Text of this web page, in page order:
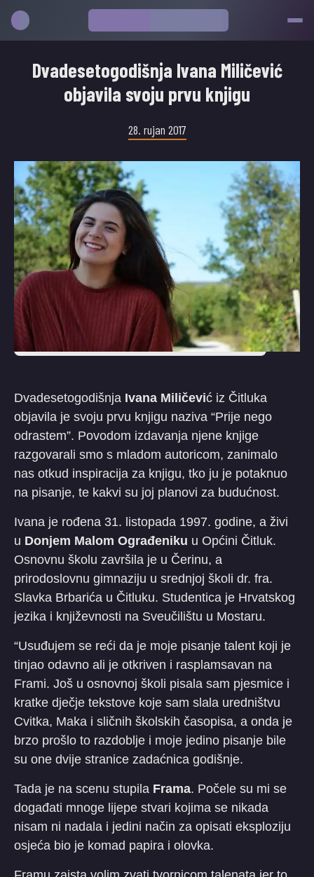
Dvadesetogodišnja Ivana Miličević
objavila svoju prvu knjigu
28. rujan 2017
Dvadesetogodišnja Ivana Miličević iz Čitluka
objavila je svoju prvu knjigu naziva “Prije nego
odrastem”. Povodom izdavanja njene knjige
razgovarali smo s mladom autoricom, zanimalo
nas otkud inspiracija za knjigu, tko ju je potaknuo
na pisanje, te kakvi su joj planovi za budućnost.
Ivana je rođena 31. listopada 1997. godine, a živi
u Donjem Malom Ograđeniku u Općini Čitluk.
Osnovnu školu završila je u Čerinu, a
prirodoslovnu gimnaziju u srednjoj školi dr. fra.
Slavka Brbarića u Čitluku. Studentica je Hrvatskog
jezika i književnosti na Sveučilištu u Mostaru.
“Usuđujem se reći da je moje pisanje talent koji je
tinjao odavno ali je otkriven i rasplamsavan na
Frami. Još u osnovnoj školi pisala sam pjesmice i
kratke dječje tekstove koje sam slala uredništvu
Cvitka, Maka i sličnih školskih časopisa, a onda je
brzo prošlo to razdoblje i moje jedino pisanje bile
su one dvije stranice zadaćnica godišnje.
Tada je na scenu stupila Frama. Počele su mi se
događati mnoge lijepe stvari kojima se nikada
nisam ni nadala i jedini način za opisati eksploziju
osjeća bio je komad papira i olovka.